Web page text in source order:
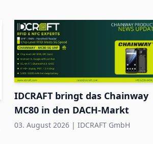
IDCRAFT bringt das Chainway
MC80 in den DACH-Markt
03. August 2026 | IDCRAFT GmbH